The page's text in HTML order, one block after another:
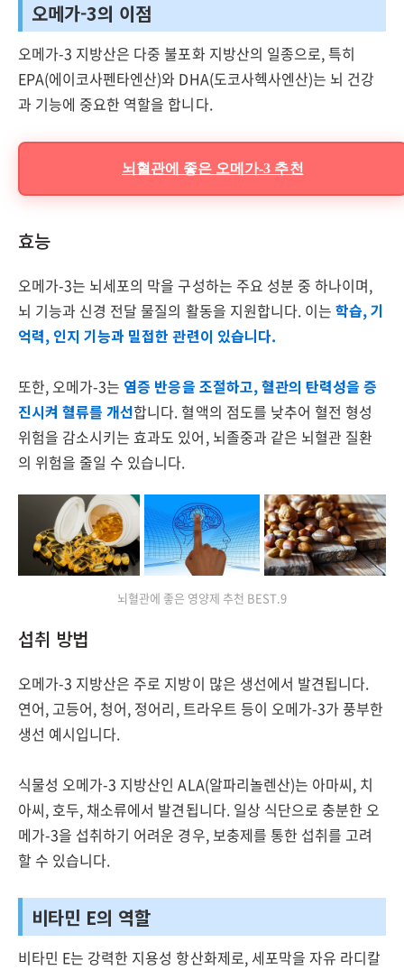
오메가-3의 이점
오메가-3 지방산은 다중 불포화 지방산의 일종으로, 특히
EPA(에이코사펜타엔산)와 DHA(도코사헥사엔산)는 뇌 건강
과 기능에 중요한 역할을 합니다.
뇌혈관에 좋은 오메가-3 추천
효능
오메가-3는 뇌세포의 막을 구성하는 주요 성분 중 하나이며,
뇌 기능과 신경 전달 물질의 활동을 지원합니다. 이는 학습, 기
억력, 인지 기능과 밀접한 관련이 있습니다.
또한, 오메가-3는 염증 반응을 조절하고, 혈관의 탄력성을 증
진시켜 혈류를 개선합니다. 혈액의 점도를 낮추어 혈전 형성
위험을 감소시키는 효과도 있어, 뇌졸중과 같은 뇌혈관 질환
의 위험을 줄일 수 있습니다.
뇌혈관에 좋은 영양제 추천 BEST.9
섭취 방법
오메가-3 지방산은 주로 지방이 많은 생선에서 발견됩니다.
연어, 고등어, 청어, 정어리, 트라우트 등이 오메가-3가 풍부한
생선 예시입니다.
식물성 오메가-3 지방산인 ALA(알파리놀렌산)는 아마씨, 치
아씨, 호두, 채소류에서 발견됩니다. 일상 식단으로 충분한 오
메가-3을 섭취하기 어려운 경우, 보충제를 통한 섭취를 고려
할 수 있습니다.
비타민 E의 역할
비타민 E는 강력한 지용성 항산화제로, 세포막을 자유 라디칼